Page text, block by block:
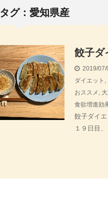
タグ：愛知県産
餃子
2019/07/
ダイエット ,
おススメ ,
食欲増進効
餃子ダイ
１９日目